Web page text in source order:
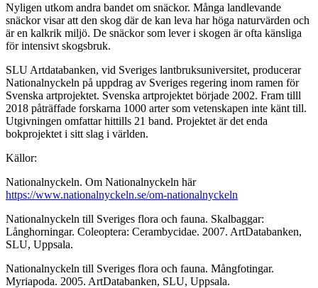
Nyligen utkom andra bandet om snäckor. Många landlevande
snäckor visar att den skog där de kan leva har höga naturvärden och
är en kalkrik miljö. De snäckor som lever i skogen är ofta känsliga
för intensivt skogsbruk.
SLU Artdatabanken, vid Sveriges lantbruksuniversitet, producerar
Nationalnyckeln på uppdrag av Sveriges regering inom ramen för
Svenska artprojektet. Svenska artprojektet började 2002. Fram tilll
2018 påträffade forskarna 1000 arter som vetenskapen inte känt till.
Utgivningen omfattar hittills 21 band. Projektet är det enda
bokprojektet i sitt slag i världen.
Källor:
Nationalnyckeln. Om Nationalnyckeln här
https://www.nationalnyckeln.se/om-nationalnyckeln
Nationalnyckeln till Sveriges flora och fauna. Skalbaggar:
Långhorningar. Coleoptera: Cerambycidae. 2007. ArtDatabanken,
SLU, Uppsala.
Nationalnyckeln till Sveriges flora och fauna. Mångfotingar.
Myriapoda. 2005. ArtDatabanken, SLU, Uppsala.